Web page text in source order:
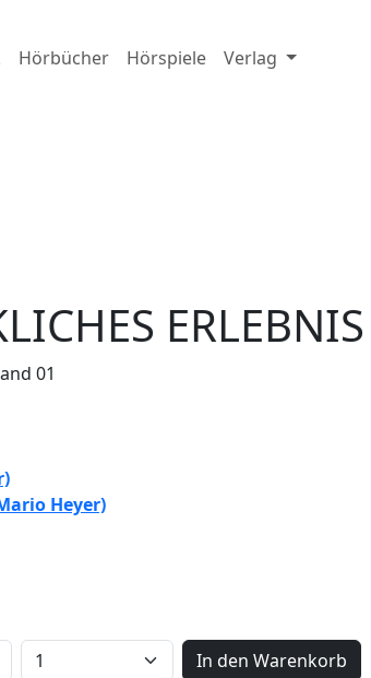
Hörbücher Hörspiele Verlag
ERLEBNIS
01
Heyer)
In den Warenkorb